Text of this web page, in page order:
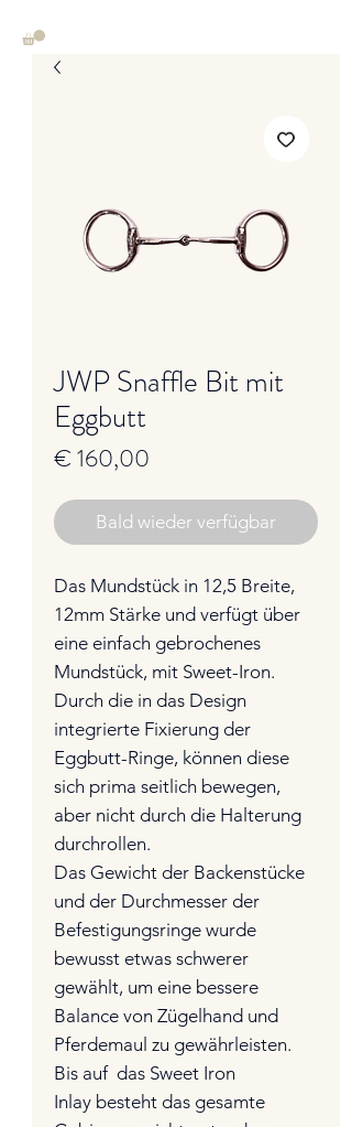
JWP Snaffle Bit mit
Eggbutt
€ 160,00
Bald wieder verfügbar
Das Mundstück in 12,5 Breite,
12mm Stärke und verfügt über
eine einfach gebrochenes
Mundstück, mit Sweet-Iron.
Durch die in das Design
integrierte Fixierung der
Eggbutt-Ringe, können diese
sich prima seitlich bewegen,
aber nicht durch die Halterung
durchrollen.
Das Gewicht der Backenstücke
und der Durchmesser der
Befestigungsringe wurde
bewusst etwas schwerer
gewählt, um eine bessere
Balance von Zügelhand und
Pferdemaul zu gewährleisten.
Bis auf das Sweet Iron
Inlay besteht das gesamte